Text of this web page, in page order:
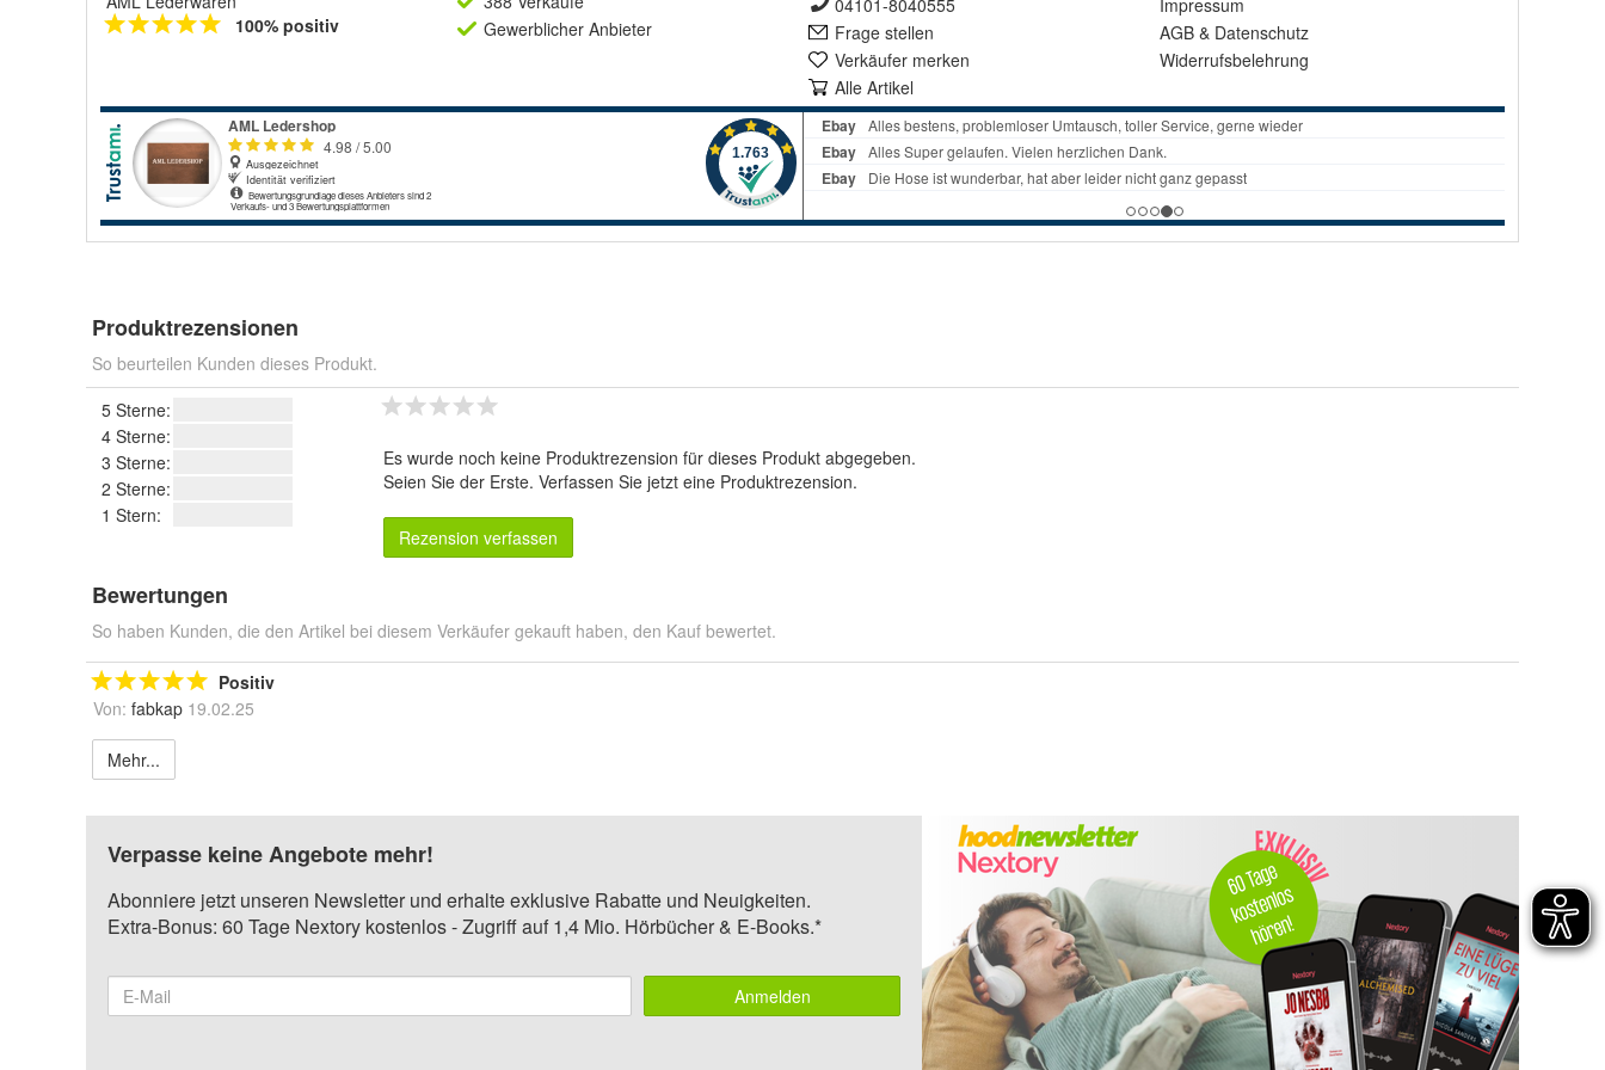
100% positiv
Gewerblicher Anbieter
04101-8040555
Frage stellen
Verkäufer merken
Alle Artikel
Impressum
AGB & Datenschutz
Widerrufsbelehrung
Produktrezensionen
So beurteilen Kunden dieses Produkt.
5 Sterne:
4 Sterne:
3 Sterne:
2 Sterne:
1 Stern:
Es wurde noch keine Produktrezension für dieses Produkt abgegeben.
Seien Sie der Erste. Verfassen Sie jetzt eine Produktrezension.
Rezension verfassen
Bewertungen
So haben Kunden, die den Artikel bei diesem Verkäufer gekauft haben, den Kauf bewertet.
Positiv
Von: fabkap 19.02.25
Mehr...
Verpasse keine Angebote mehr!
Abonniere jetzt unseren Newsletter und erhalte exklusive Rabatte und Neuigkeiten.
Extra-Bonus: 60 Tage Nextory kostenlos - Zugriff auf 1,4 Mio. Hörbücher & E-Books.*
Anmelden